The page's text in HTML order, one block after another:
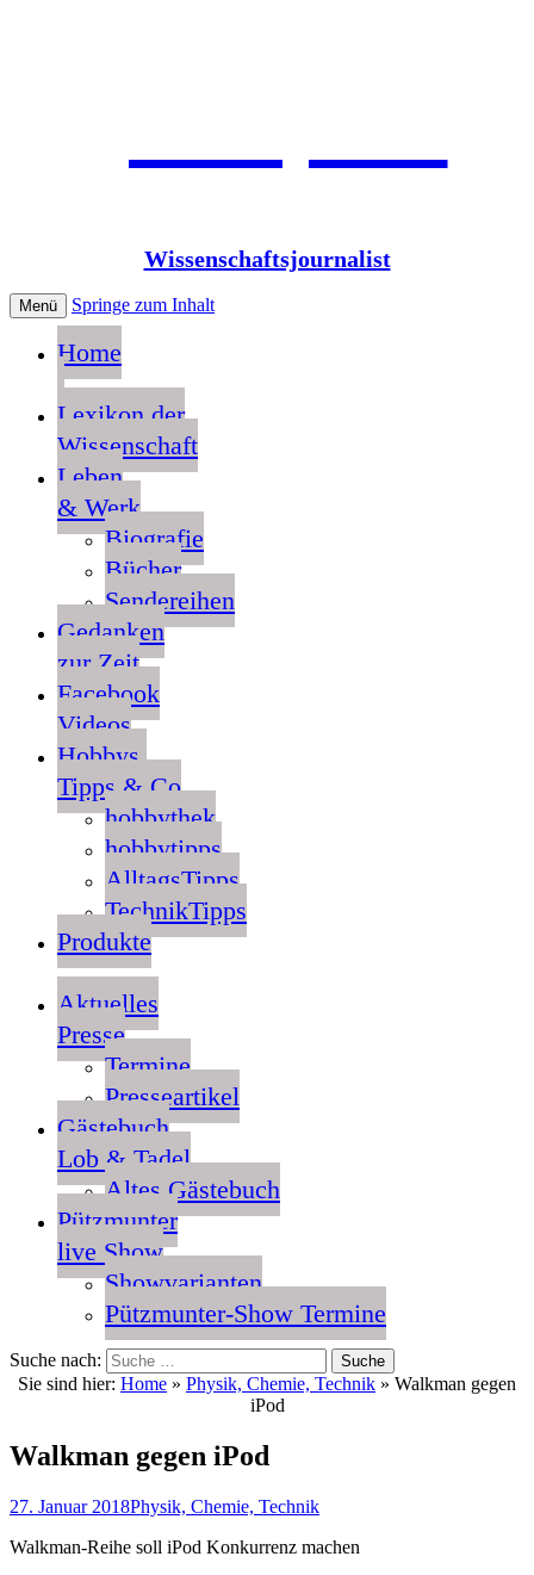
Jean Pütz
Wissenschaftsjournalist
Menü Springe zum Inhalt
Home
Lexikon der
Wissenschaft
Leben
& Werk
Biografie
Bücher
Sendereihen
Gedanken
zur Zeit
Facebook
Videos
Hobbys,
Tipps & Co
hobbythek
hobbytipps
AlltagsTipps
TechnikTipps
Produkte
Aktuelles
Presse
Termine
Presseartikel
Gästebuch
Lob & Tadel
Altes Gästebuch
Pützmunter
live Show
Showvarianten
Pützmunter-Show Termine
Suche nach:
Sie sind hier: Home » Physik, Chemie, Technik » Walkman gegen
iPod
Walkman gegen iPod
27. Januar 2018Physik, Chemie, Technik
Walkman-Reihe soll iPod Konkurrenz machen